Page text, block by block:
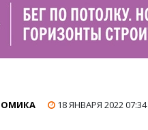
18 ЯНВАРЯ 202207:34